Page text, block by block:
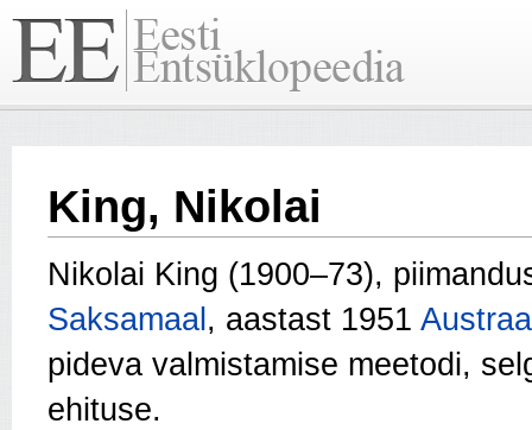
King, Nikolai
Nikolai King (1900–73),
Saksamaal , aastast 1951
pideva valmistamise meetodi,
ehituse.